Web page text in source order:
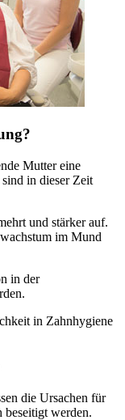
Mutter eine
in dieser Zeit
und stärker auf.
im Mund
in der
in Zahnhygiene
die Ursachen für
werden.